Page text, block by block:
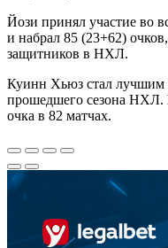
Йози принял участие во
и набрал 85 (23+62)
защитников в НХЛ.
Куинн Хьюз стал лучшим
прошедшего сезона НХЛ.
очка в 82 матчах.